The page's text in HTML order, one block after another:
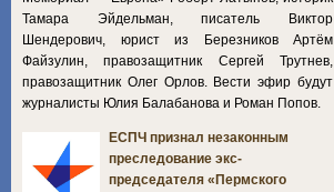
Тамара Эйдельман, писатель Виктор
Шендерович, юрист из Березников Артём
Файзулин, правозащитник Сергей Трутнев,
правозащитник Олег Орлов. Вести эфир будут
журналисты Юлия Балабанова и Роман Попов.
ЕСПЧ признал незаконным
преследование экс-
председателя «Пермского